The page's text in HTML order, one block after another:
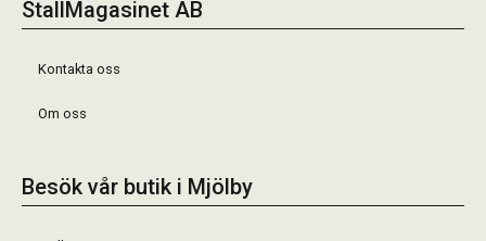
StallMagasinet AB
Kontakta oss
Om oss
Besök vår butik i Mjölby